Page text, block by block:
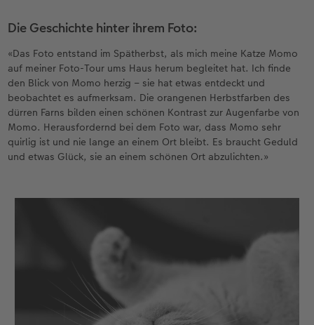
Die Geschichte hinter ihrem Foto:
«Das Foto entstand im Spätherbst, als mich meine Katze Momo
auf meiner Foto-Tour ums Haus herum begleitet hat. Ich finde
den Blick von Momo herzig – sie hat etwas entdeckt und
beobachtet es aufmerksam. Die orangenen Herbstfarben des
dürren Farns bilden einen schönen Kontrast zur Augenfarbe von
Momo. Herausfordernd bei dem Foto war, dass Momo sehr
quirlig ist und nie lange an einem Ort bleibt. Es braucht Geduld
und etwas Glück, sie an einem schönen Ort abzulichten.»